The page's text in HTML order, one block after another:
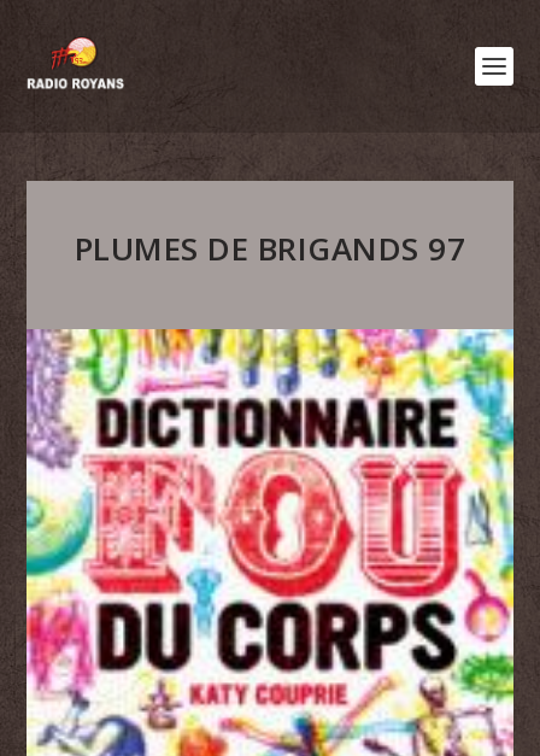
PLUMES DE BRIGANDS 97